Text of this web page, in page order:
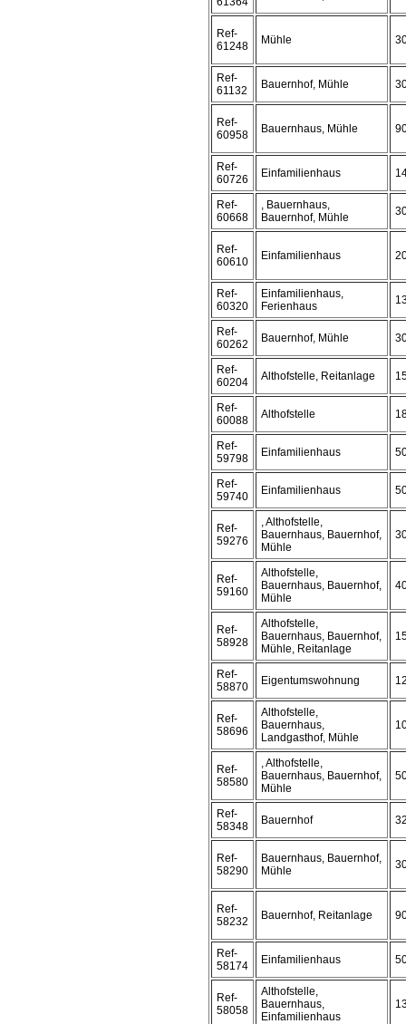
Ref-
61248
Mühle
Ref-
61132
Bauernhof, Mühle
Ref-
60958
Bauernhaus, Mühle
Ref-
60726
Einfamilienhaus
Ref-
60668
, Bauernhaus,
Bauernhof, Mühle
Ref-
60610
Einfamilienhaus
Ref-
60320
Einfamilienhaus,
Ferienhaus
Ref-
60262
Bauernhof, Mühle
Ref-
60204
Althofstelle, Reitanlage
Ref-
60088
Althofstelle
Ref-
59798
Einfamilienhaus
Ref-
59740
Einfamilienhaus
Ref-
59276
, Althofstelle,
Bauernhaus, Bauernhof,
Mühle
Ref-
59160
Althofstelle,
Bauernhaus, Bauernhof,
Mühle
Ref-
58928
Althofstelle,
Bauernhaus, Bauernhof,
Mühle, Reitanlage
Ref-
58870
Eigentumswohnung
Ref-
58696
Althofstelle,
Bauernhaus,
Landgasthof, Mühle
Ref-
58580
, Althofstelle,
Bauernhaus, Bauernhof,
Mühle
Ref-
58348
Bauernhof
Ref-
58290
Bauernhaus, Bauernhof,
Mühle
Ref-
58232
Bauernhof, Reitanlage
Ref-
58174
Einfamilienhaus
Ref-
58058
Althofstelle,
Bauernhaus,
Einfamilienhaus